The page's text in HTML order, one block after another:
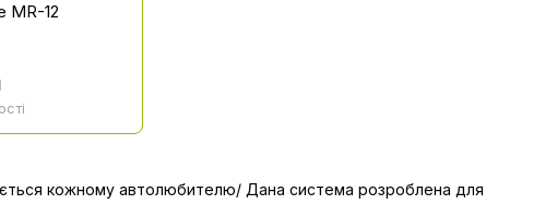
кожному автолюбителю/ Дана система розроблена для
MR-12